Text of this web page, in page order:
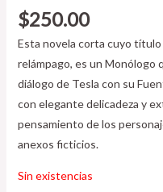
$250.00
Esta novela corta cuyo
relámpago, es un Monólogo
diálogo de Tesla con su
con elegante delicadeza y
pensamiento de los
anexos ficticios.
Sin existencias